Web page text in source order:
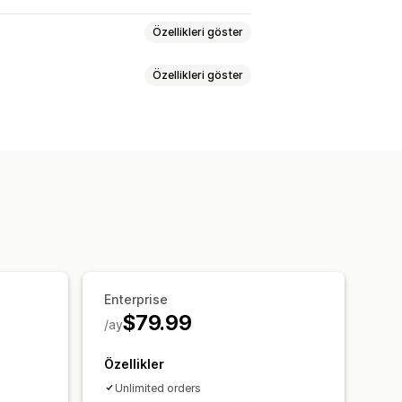
Özellikleri göster
Özellikleri göster
Enterprise
$79.99
/ay
Özellikler
Unlimited orders